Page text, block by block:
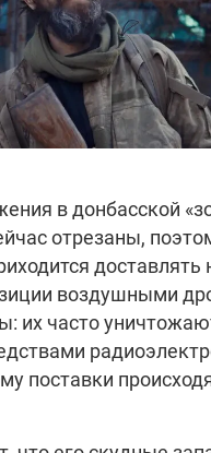
в донбасской
отрезаны,
доставлять
воздушными
их часто
поставки